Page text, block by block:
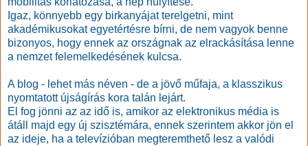
Igaz, könnyebb egy birkanyájat terelgetni, mint
akadémikusokat egyetértésre bírni, de nem vagyok benne
bizonyos, hogy ennek az országnak az elrackásítása lenne
a nemzet felemelkedésének kulcsa.
A blog - lehet más néven - de a jövő műfaja, a klasszikus
nyomtatott újságírás kora talán lejárt.
El fog jönni az az idő is, amikor az elektronikus média is
átáll majd egy új szisztémára, ennek szerintem akkor jön el
az ideje, ha a televízióban megteremthető lesz a valódi